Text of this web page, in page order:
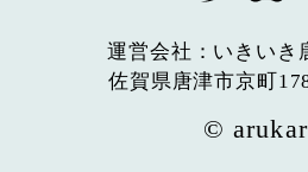
運営会社：いきいき
佐賀県唐津市京町
©